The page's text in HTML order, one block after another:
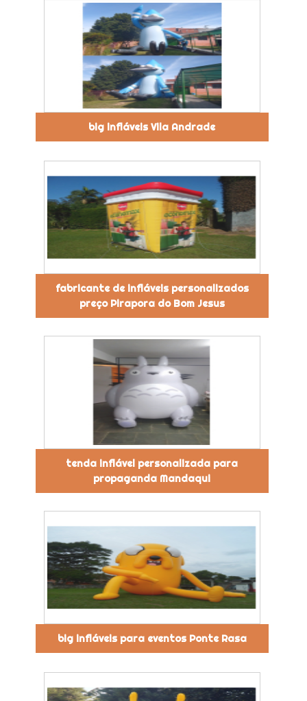
big infláveis Vila Andrade
fabricante de infláveis personalizados
preço Pirapora do Bom Jesus
tenda inflável personalizada para
propaganda Mandaqui
big infláveis para eventos Ponte Rasa